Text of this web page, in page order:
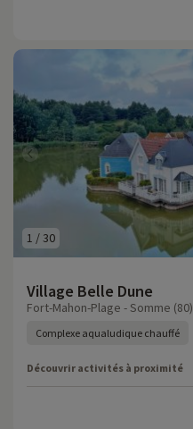
1 /30
Village Belle Dune
Fort-Mahon-Plage - Somme (80)
Complexe aqualudique chauffé
Découvrir activités à proximité